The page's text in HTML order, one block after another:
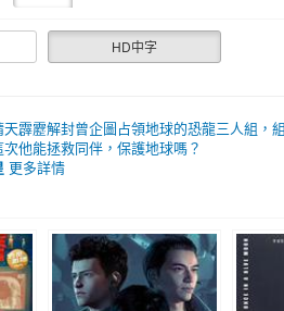
HD中字
霹靂解封曾企圖占領地球的恐龍三人組，
他能拯救同伴，保護地球嗎？
更多詳情